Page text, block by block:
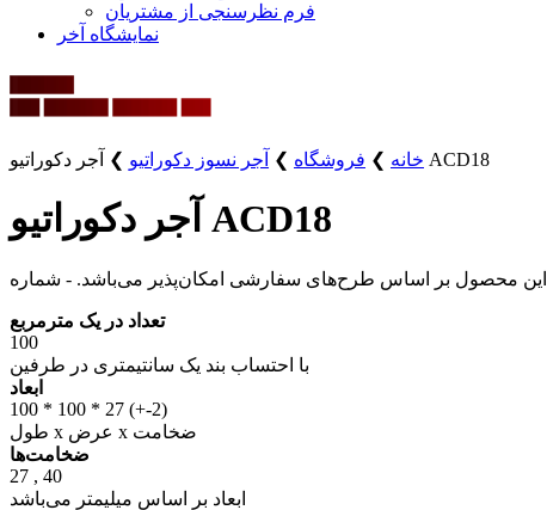
فرم نظرسنجی از مشتریان
نمایشگاه‌ آخر
خانه ❯ فروشگاه ❯ آجر نسوز دکوراتیو ❯ آجر دکوراتیو ACD18
آجر دکوراتیو ACD18
تعداد در یک مترمربع
100
با احتساب بند یک سانتیمتری در طرفین
ابعاد
100 * 100 * 27 (+-2)
طول x عرض x ضخامت
ضخامت‌ها
27 , 40
ابعاد بر اساس میلیمتر می‌باشد